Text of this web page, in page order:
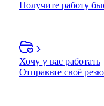
Получите работу
Хочу у вас работать
Отправьте своё